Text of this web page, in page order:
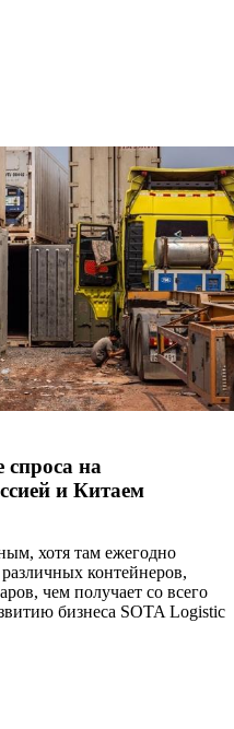
спроса на
и Китаем
хотя там ежегодно
контейнеров,
чем получает со всего
бизнеса SOTA Logistic